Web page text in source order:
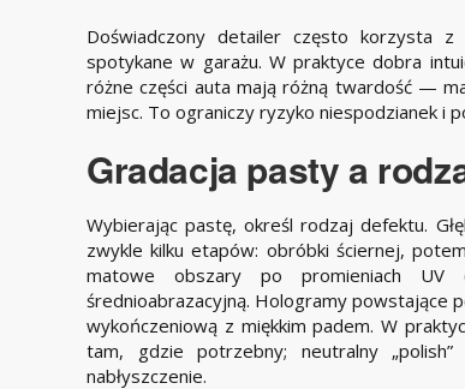
Doświadczony detailer często korzysta
spotykane w garażu. W praktyce dobra
różne części auta mają różną twardość —
miejsc. To ograniczy ryzyko niespodzianek i
Gradacja pasty a
Wybierając pastę, określ rodzaj defektu.
zwykle kilku etapów: obróbki ściernej,
matowe obszary po promieniach
średnioabrazacyjną. Hologramy powstające
wykończeniową z miękkim padem. W
tam, gdzie potrzebny; neutralny
nabłyszczenie.